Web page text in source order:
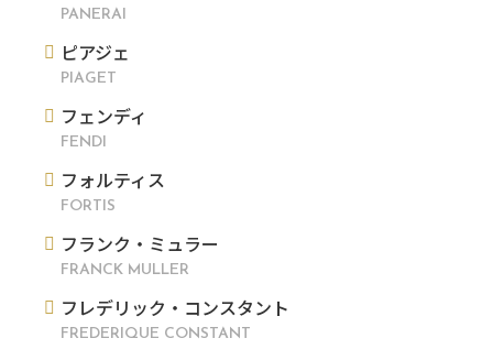
PANERAI
ピアジェ
PIAGET
フェンディ
FENDI
フォルティス
FORTIS
フランク・ミュラー
FRANCK MULLER
フレデリック・コンスタント
FREDERIQUE CONSTANT